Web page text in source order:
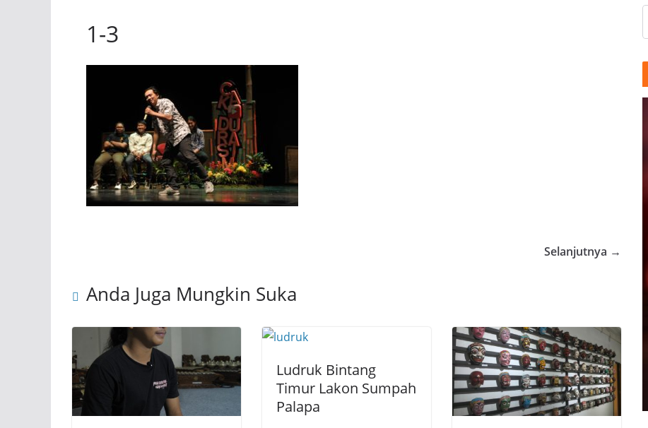
1-3
Selanjutnya →
Anda Juga Mungkin Suka
Ludruk Bintang
Timur Lakon Sumpah
Palapa